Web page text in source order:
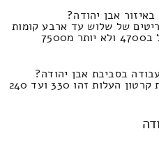
אבן יהודה?
של שלוש עד ארבע קומות
מקומות עבודה התמחור הינו החל ב4700 ולא יותר מ7500
בסביבת אבן יהודה?
התמחור הינו לכמה 470 קופסאות קרטון העלות זהו 330 ועד 240